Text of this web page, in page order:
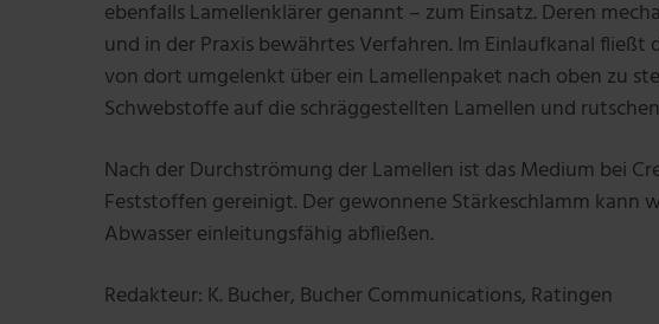
ebenfalls Lamellenklärer genannt – zum Einsatz. Deren
und in der Praxis bewährtes Verfahren. Im Einlaufkanal fließt
von dort umgelenkt über ein Lamellenpaket nach oben zu
Schwebstoffe auf die schräggestellten Lamellen und
Nach der Durchströmung der Lamellen ist das Medium bei
Feststoffen gereinigt. Der gewonnene Stärkeschlamm kann
Abwasser einleitungsfähig abfließen.
Redakteur: K. Bucher, Bucher Communications, Ratingen